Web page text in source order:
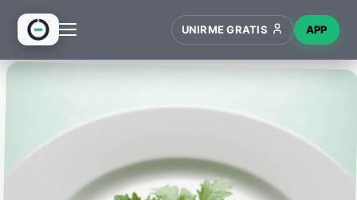
HUB
WIKI
NUEVO
UNIRME GRATIS APP